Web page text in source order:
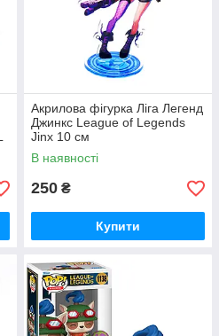
Акрилова фігурка Ліга Легенд
Джинкс League of Legends
Jinx 10 см
В наявності
250 ₴
Купити